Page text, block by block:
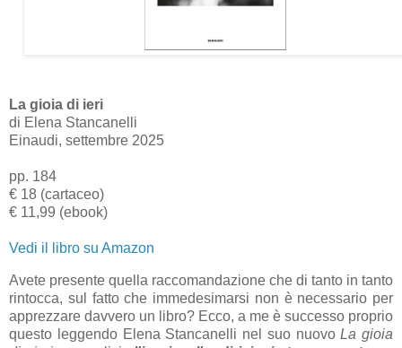
La gioia di ieri
di Elena Stancanelli
Einaudi, settembre 2025
pp. 184
€ 18 (cartaceo)
€ 11,99 (ebook)
Vedi il libro su Amazon
Avete presente quella raccomandazione che di tanto in tanto
rintocca, sul fatto che immedesimarsi non è necessario per
apprezzare davvero un libro? Ecco, a me è successo proprio
questo leggendo Elena Stancanelli nel suo nuovoLa gioia